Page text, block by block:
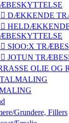
 DÆKKENDE

 SIOO:X
 JOTUN
OLIE OG
Grundere, Fillers